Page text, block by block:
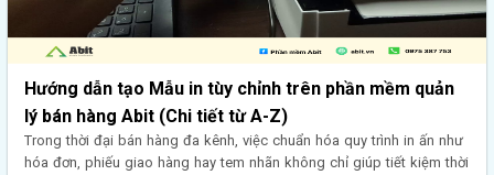
Hướng dẫn tạo Mẫu in tùy chỉnh trên phần mềm quản
lý bán hàng Abit (Chi tiết từ A-Z)
Trong thời đại bán hàng đa kênh, việc chuẩn hóa quy trình in ấn như
hóa đơn, phiếu giao hàng hay tem nhãn không chỉ giúp tiết kiệm thời